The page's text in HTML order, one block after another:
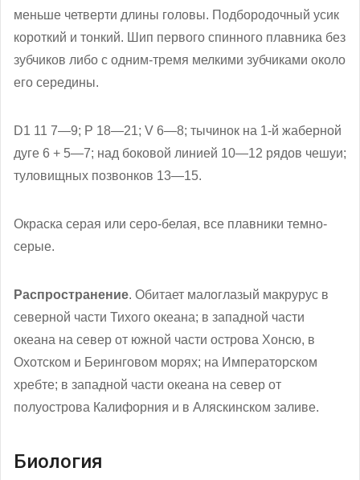
меньше четверти длины головы. Подбородочный усик
короткий и тонкий. Шип первого спинного плавника без
зубчиков либо с одним-тремя мелкими зубчиками около
его середины.
D1 11 7—9; Р 18—21; V 6—8; тычинок на 1-й жаберной
дуге 6 + 5—7; над боковой линией 10—12 рядов чешуи;
туловищных позвонков 13—15.
Окраска серая или серо-белая, все плавники темно-
серые.
Распространение. Обитает малоглазый макрурус в
северной части Тихого океана; в западной части
океана на север от южной части острова Хонсю, в
Охотском и Беринговом морях; на Императорском
хребте; в западной части океана на север от
полуострова Калифорния и в Аляскинском заливе.
Биология